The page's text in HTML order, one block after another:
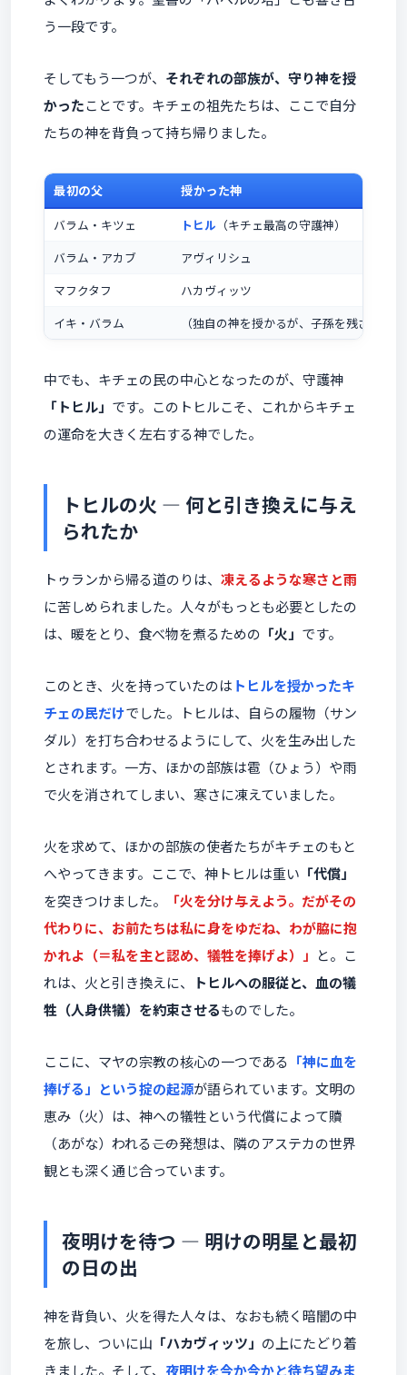
う一段です。
そしてもう一つが、 それぞれの部族が、守り神を授
かったことです。キチェの祖先たちは、ここで自分
たちの神を背負って持ち帰りました。
最初の父
授かった神
バラム・キツェ
トヒル （キチェ最高の守護神）
バラム・アカブ
アヴィリシュ
マフクタフ
ハカヴィッツ
イキ・バラム
（独自の神を授かるが、子孫を残さなか
中でも、キチェの民の中心となったのが、守護神
「トヒル」 です。このトヒルこそ、これからキチェ
の運命を大きく左右する神でした。
トヒルの火 ― 何と引き換えに与え
られたか
トゥランから帰る道のりは、 凍えるような寒さと雨
に苦しめられました。人々がもっとも必要としたの
は、暖をとり、食べ物を煮るための 「火」 です。
このとき、火を持っていたのは トヒルを授かったキ
チェの民だけでした。トヒルは、自らの履物（サン
ダル）を打ち合わせるようにして、火を生み出した
とされます。一方、ほかの部族は雹（ひょう）や雨
で火を消されてしまい、寒さに凍えていました。
火を求めて、ほかの部族の使者たちがキチェのもと
へやってきます。ここで、神トヒルは重い 「代償」
を突きつけました。
「火を分け与えよう。だがその
代わりに、お前たちは私に身をゆだね、わが脇に抱
かれよ（＝私を主と認め、犠牲を捧げよ）」 と。こ
れは、火と引き換えに、
トヒルへの服従と、血の犠
牲（人身供犠）を約束させるものでした。
ここに、マヤの宗教の核心の一つである 「神に血を
捧げる」という掟の起源が語られています。文明の
恵み（火）は、神への犠牲という代償によって贖
（あがな）われる――この発想は、隣のアステカの世界
観とも深く通じ合っています。
夜明けを待つ ― 明けの明星と最初
の日の出
神を背負い、火を得た人々は、なおも続く暗闇の中
を旅し、ついに山 「ハカヴィッツ」 の上にたどり着
きました。そして、 夜明けを今か今かと待ち望みま